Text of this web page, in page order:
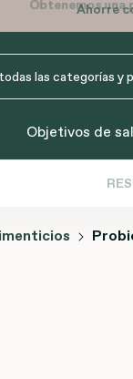
Obtenemos
Objetivos de